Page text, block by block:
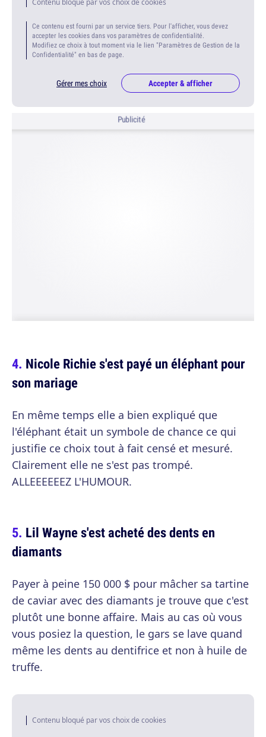
Contenu bloqué par vos choix de cookies
Ce contenu est fourni par un service tiers. Pour l'afficher, vous devez
accepter les cookies dans vos paramètres de confidentialité.
Modifiez ce choix à tout moment via le lien "Paramètres de Gestion de la
Confidentialité" en bas de page.
Gérer mes choix Accepter & afficher
Publicité
Nicole Richie s'est payé un éléphant pour
son mariage
En même temps elle a bien expliqué que
l'éléphant était un symbole de chance ce qui
justifie ce choix tout à fait censé et mesuré.
Clairement elle ne s'est pas trompé.
ALLEEEEEEZ L'HUMOUR.
Lil Wayne s'est acheté des dents en
diamants
Payer à peine 150 000 $ pour mâcher sa tartine
de caviar avec des diamants je trouve que c'est
plutôt une bonne affaire. Mais au cas où vous
vous posiez la question, le gars se lave quand
même les dents au dentifrice et non à huile de
truffe.
Contenu bloqué par vos choix de cookies